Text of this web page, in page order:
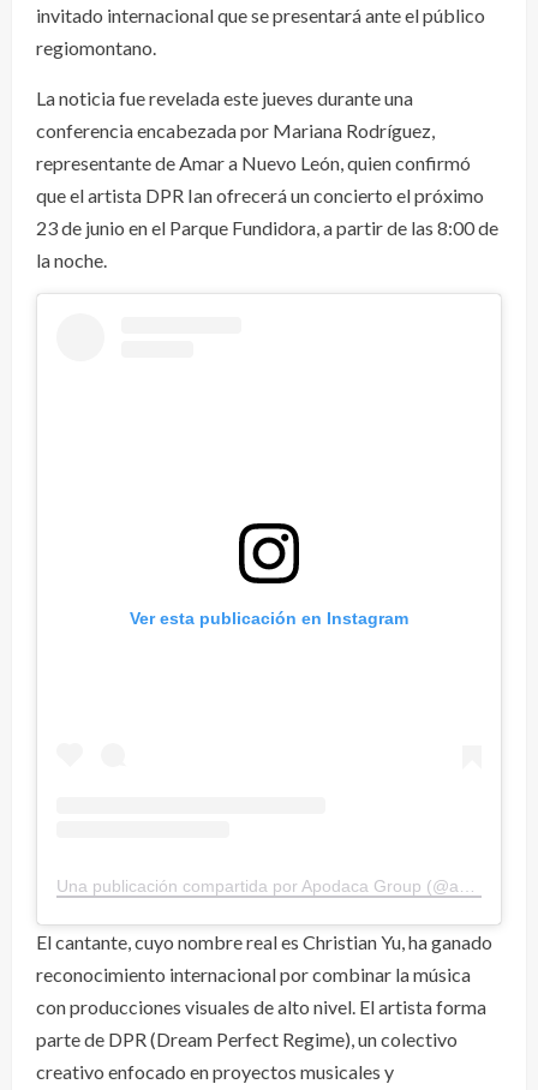
invitado internacional que se presentará ante el público
regiomontano.
La noticia fue revelada este jueves durante una
conferencia encabezada por Mariana Rodríguez,
representante de Amar a Nuevo León, quien confirmó
que el artista DPR Ian ofrecerá un concierto el próximo
23 de junio en el Parque Fundidora, a partir de las 8:00 de
la noche.
Ver esta publicación en Instagram
El cantante, cuyo nombre real es Christian Yu, ha ganado
reconocimiento internacional por combinar la música
con producciones visuales de alto nivel. El artista forma
parte de DPR (Dream Perfect Regime), un colectivo
creativo enfocado en proyectos musicales y